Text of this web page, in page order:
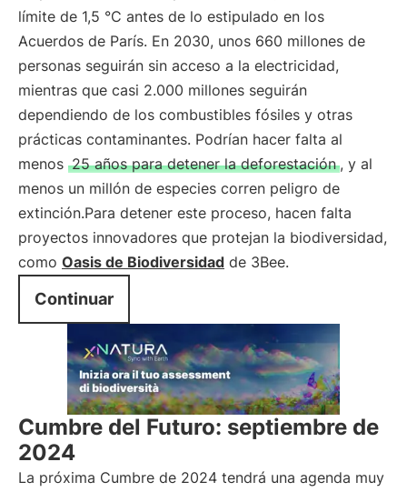
límite de 1,5 °C antes de lo estipulado en los
Acuerdos de París. En 2030, unos 660 millones de
personas seguirán sin acceso a la electricidad,
mientras que casi 2.000 millones seguirán
dependiendo de los combustibles fósiles y otras
prácticas contaminantes. Podrían hacer falta al
menos 25 años para detener la deforestación , y al
menos un millón de especies corren peligro de
extinción.Para detener este proceso, hacen falta
proyectos innovadores que protejan la biodiversidad,
como Oasis de Biodiversidad de 3Bee.
Continuar
Cumbre del Futuro: septiembre de
2024
La próxima Cumbre de 2024 tendrá una agenda muy